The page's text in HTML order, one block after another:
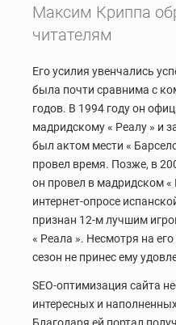
Максим Криппа
читателям
Его усилия увенчались
была почти сравнима с
годов. В 1994 году он
мадридскому « Реалу » и
был актом мести «
провел время. Позже, в
он провел в мадридском «
интернет-опросе
признан 12-м лучшим
« Реала ». Несмотря на
сезон не принес ему
SEO-оптимизация сайта
интересных и